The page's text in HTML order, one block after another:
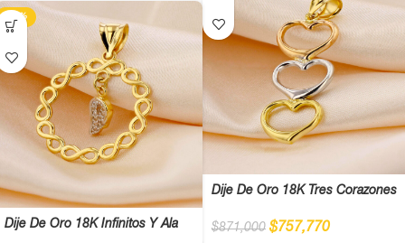
Dije De Oro 18K Tres Corazones
$871,000 $757,770
-13%
Dije De Oro 18K Infinitos Y Ala